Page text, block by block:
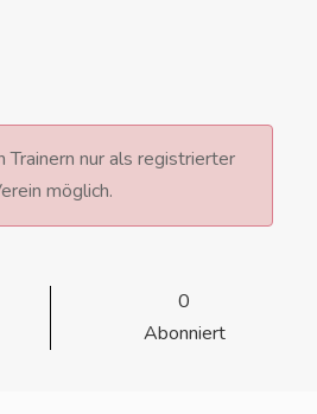
Trainern nur als registrierter
möglich.
0
Abonniert